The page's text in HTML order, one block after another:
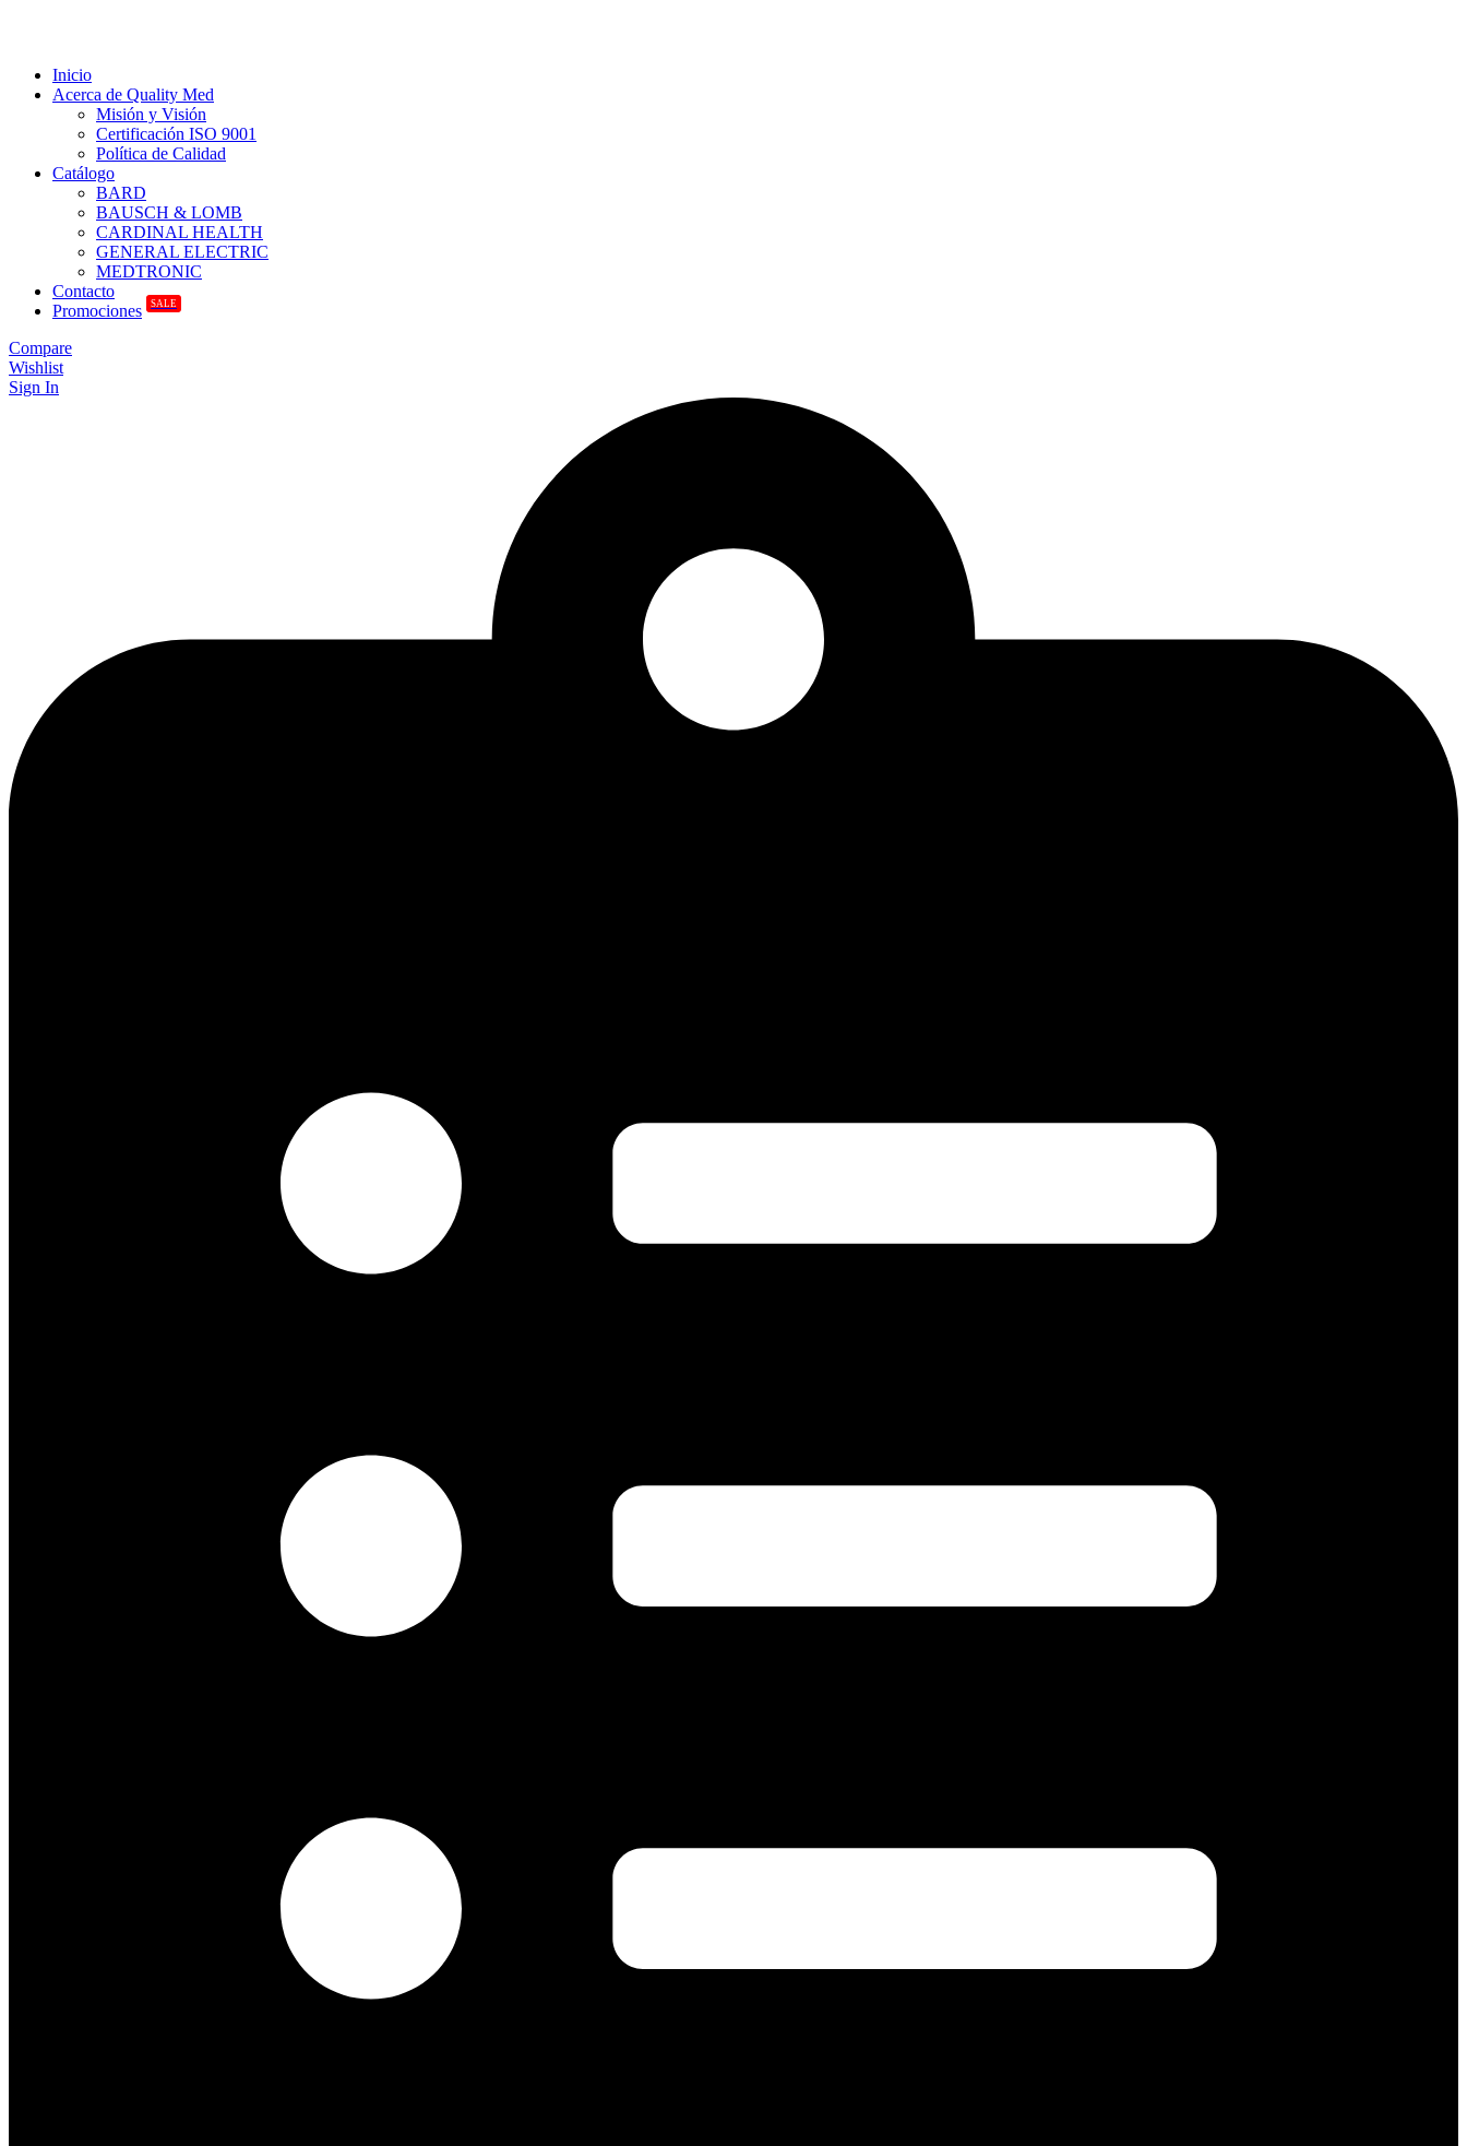
Inicio
Acerca de Quality Med
Misión y Visión
Certificación ISO 9001
Política de Calidad
Catálogo
BARD
BAUSCH & LOMB
CARDINAL HEALTH
GENERAL ELECTRIC
MEDTRONIC
Contacto
Promociones
SALE
Compare
Wishlist
Sign In